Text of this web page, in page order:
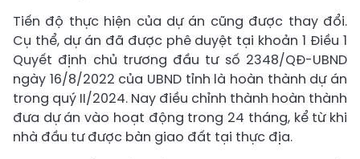
Tiến độ thực hiện của dự án cũng được thay đổi.
Cụ thể, dự án đã được phê duyệt tại khoản 1 Điều 1
Quyết định chủ trương đầu tư số 2348/QĐ-UBND
ngày 16/8/2022 của UBND tỉnh là hoàn thành dự án
trong quý II/2024. Nay điều chỉnh thành hoàn thành
đưa dự án vào hoạt động trong 24 tháng, kể từ khi
nhà đầu tư được bàn giao đất tại thực địa.